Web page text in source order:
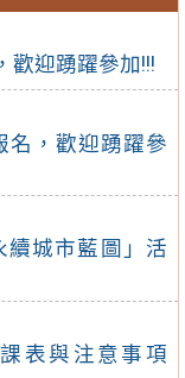
歡迎踴躍參加!!!
名，歡迎踴躍參
續城市藍圖」活
表與注意事項